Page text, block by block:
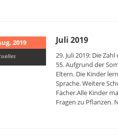
Juli 2019
29. Juli 2019: Die
55. Aufgrund der
Eltern. Die Kinder
Sprache. Weitere
Fächer.Alle Kinder
Fragen zu Pflanzen.
2019